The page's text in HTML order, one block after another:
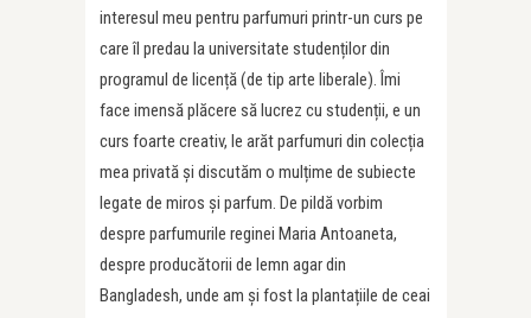
interesul meu pentru parfumuri printr-un curs pe
care îl predau la universitate studenților din
programul de licență (de tip arte liberale). Îmi
face imensă plăcere să lucrez cu studenții, e un
curs foarte creativ, le arăt parfumuri din colecția
mea privată și discutăm o mulțime de subiecte
legate de miros și parfum. De pildă vorbim
despre parfumurile reginei Maria Antoaneta,
despre producătorii de lemn agar din
Bangladesh, unde am și fost la plantațiile de ceai